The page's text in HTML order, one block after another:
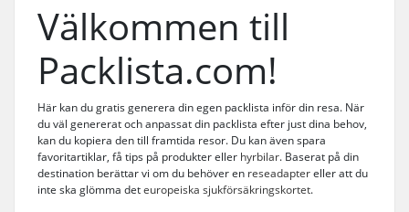
Välkommen till
Packlista.com!
Här kan du gratis generera din egen packlista inför din resa. När
du väl genererat och anpassat din packlista efter just dina behov,
kan du kopiera den till framtida resor. Du kan även spara
favoritartiklar, få tips på produkter eller hyrbilar. Baserat på din
destination berättar vi om du behöver en reseadaptereller att du
inte ska glömma deteuropeiska sjukförsäkringskortet.